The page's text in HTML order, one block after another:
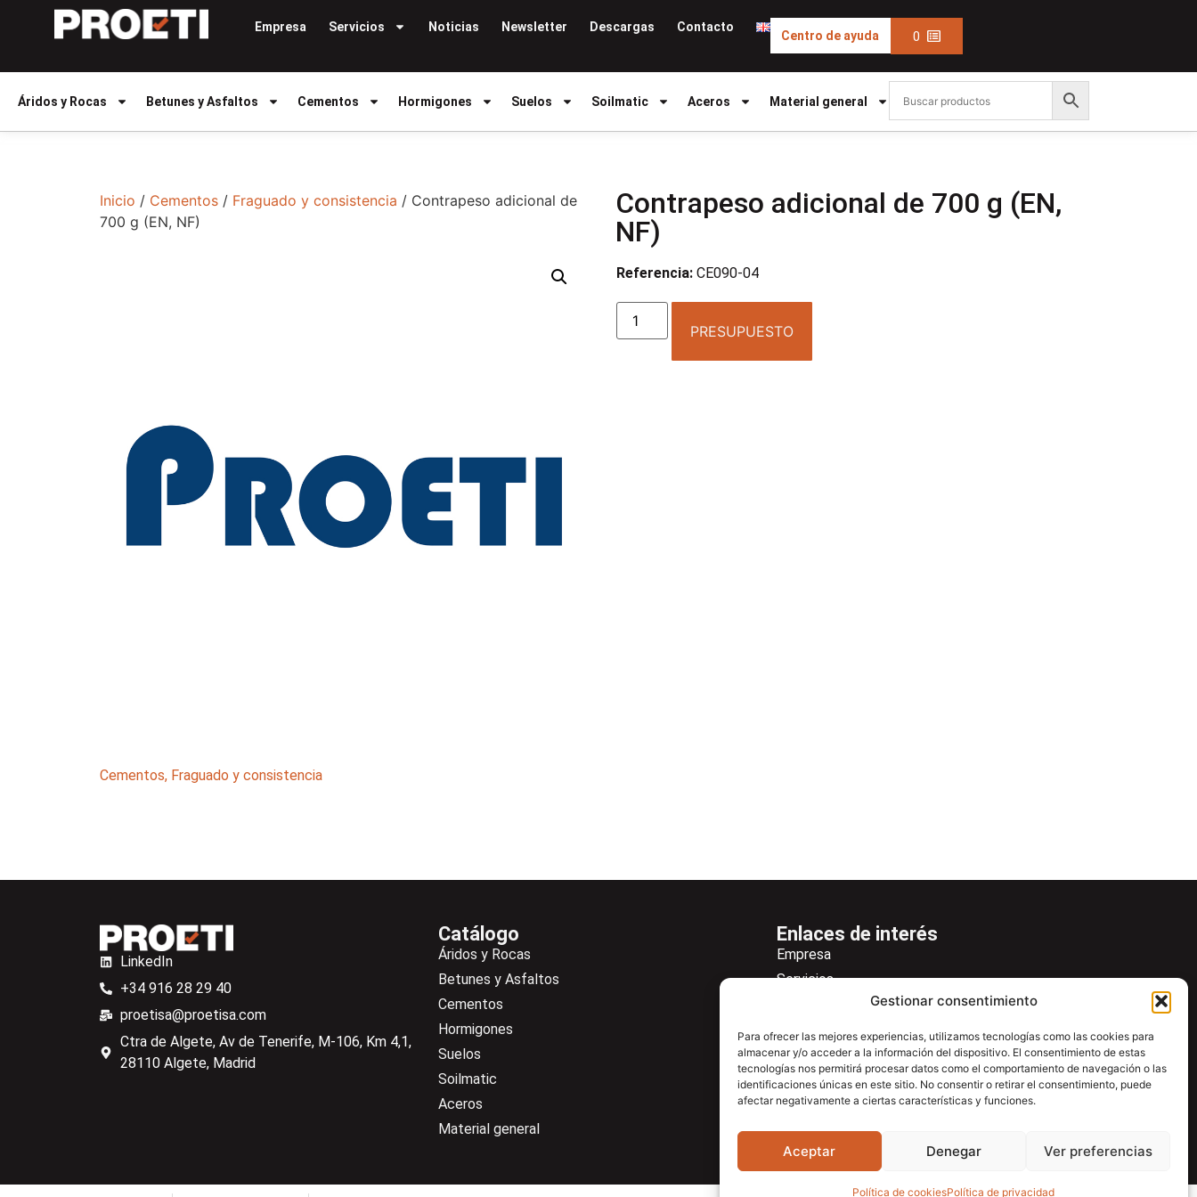
Gestionar consentimiento
Para ofrecer las mejores experiencias, utilizamos tecnologías como las cookies para
almacenar y/o acceder a la información del dispositivo. El consentimiento de estas
tecnologías nos permitirá procesar datos como el comportamiento de navegación o las
identificaciones únicas en este sitio. No consentir o retirar el consentimiento, puede
afectar negativamente a ciertas características y funciones.
Aceptar Denegar Ver preferencias
Política de cookiesPolítica de privacidad
Empresa Servicios Noticias Newsletter Descargas Contacto
Centro de ayuda 0
Áridos y Rocas Betunes y Asfaltos Cementos Hormigones Suelos Soilmatic Aceros Material general
Inicio / Cementos / Fraguado y consistencia / Contrapeso adicional de
700 g (EN, NF)
Cementos, Fraguado y consistencia
Contrapeso adicional de 700 g (EN,
NF)
Referencia: CE090-04
PRESUPUESTO
LinkedIn
+34 916 28 29 40
proetisa@proetisa.com
Ctra de Algete, Av de Tenerife, M-106, Km 4,1,
28110 Algete, Madrid
Catálogo
Áridos y Rocas
Betunes y Asfaltos
Cementos
Hormigones
Suelos
Soilmatic
Aceros
Material general
Enlaces de interés
Empresa
Servicios
Newsletter
Descargas
Contacto
Centro de ayuda